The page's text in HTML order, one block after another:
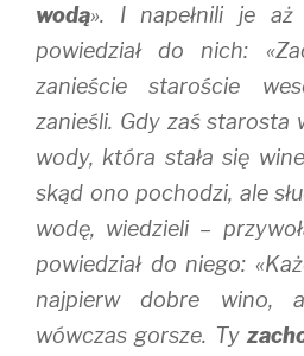
wodą». I napełnili je
powiedział do nich:
zanieście staroście
zanieśli. Gdy zaś starosta
wody, która stała się
skąd ono pochodzi, ale
wodę, wiedzieli –
powiedział do niego:
najpierw dobre wino,
wówczas gorsze. Ty